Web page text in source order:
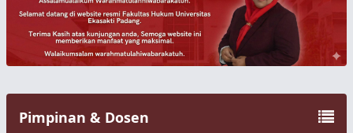
sedang berlangsung di gedung rektorat pada
hari sabtu dan minggu
admin |
26 Nov 2025
Penandatangan Koloborasi
Penandatanganan kolaborasi anatara
Universiti Teknologi Malaysia dengan